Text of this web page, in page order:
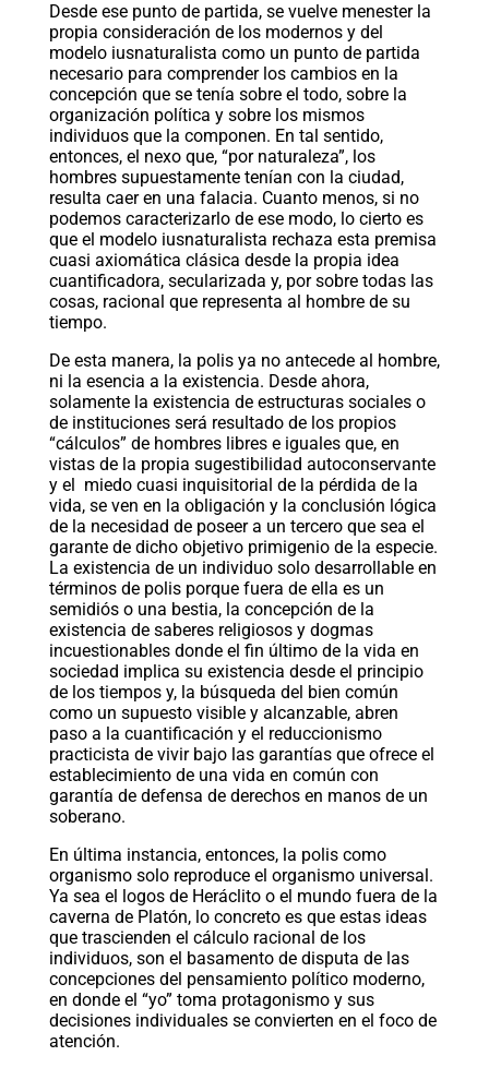
Desde ese punto de partida, se vuelve menester la
propia consideración de los modernos y del
modelo iusnaturalista como un punto de partida
necesario para comprender los cambios en la
concepción que se tenía sobre el todo, sobre la
organización política y sobre los mismos
individuos que la componen. En tal sentido,
entonces, el nexo que, “por naturaleza”, los
hombres supuestamente tenían con la ciudad,
resulta caer en una falacia. Cuanto menos, si no
podemos caracterizarlo de ese modo, lo cierto es
que el modelo iusnaturalista rechaza esta premisa
cuasi axiomática clásica desde la propia idea
cuantificadora, secularizada y, por sobre todas las
cosas, racional que representa al hombre de su
tiempo.
De esta manera, la polis ya no antecede al hombre,
ni la esencia a la existencia. Desde ahora,
solamente la existencia de estructuras sociales o
de instituciones será resultado de los propios
“cálculos” de hombres libres e iguales que, en
vistas de la propia sugestibilidad autoconservante
y el miedo cuasi inquisitorial de la pérdida de la
vida, se ven en la obligación y la conclusión lógica
de la necesidad de poseer a un tercero que sea el
garante de dicho objetivo primigenio de la especie.
La existencia de un individuo solo desarrollable en
términos de polis porque fuera de ella es un
semidiós o una bestia, la concepción de la
existencia de saberes religiosos y dogmas
incuestionables donde el fin último de la vida en
sociedad implica su existencia desde el principio
de los tiempos y, la búsqueda del bien común
como un supuesto visible y alcanzable, abren
paso a la cuantificación y el reduccionismo
practicista de vivir bajo las garantías que ofrece el
establecimiento de una vida en común con
garantía de defensa de derechos en manos de un
soberano.
En última instancia, entonces, la polis como
organismo solo reproduce el organismo universal.
Ya sea el logos de Heráclito o el mundo fuera de la
caverna de Platón, lo concreto es que estas ideas
que trascienden el cálculo racional de los
individuos, son el basamento de disputa de las
concepciones del pensamiento político moderno,
en donde el “yo” toma protagonismo y sus
decisiones individuales se convierten en el foco de
atención.